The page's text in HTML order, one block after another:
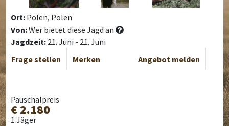
Ort: Polen, Polen
Von:Wer bietet diese Jagd an
Jagdzeit: 21. Juni - 21. Juni
Frage stellen
Merken Angebot melden
Pauschalpreis
€ 2.180
1 Jäger